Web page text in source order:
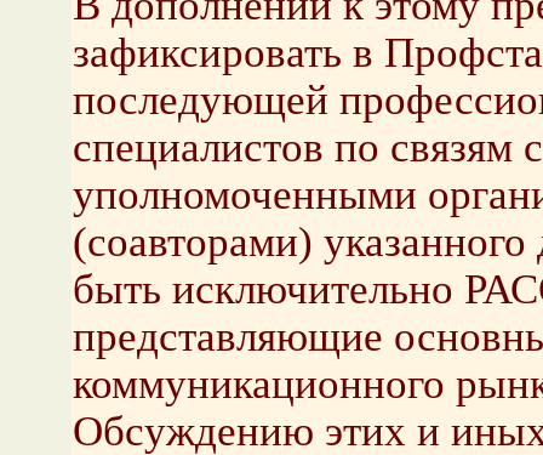
зафиксировать в
последующей
специалистов по связям
уполномоченными
(соавторами)
быть исключительно
представляющие
коммуникационного
Обсуждению этих и